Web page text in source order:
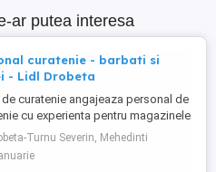
ar putea interesa
curatenie - barbati si
- Lidl Drobeta
de curatenie angajeaza personal de
cu experienta pentru magazinele
Drobeta Program o zi cu o zi.
de curatenie va asigura:
aparatelor de reciclat sticle si
Turnu Severin, Mehedinti